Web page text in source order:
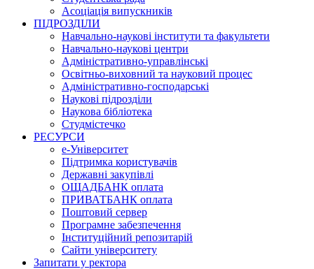
Асоціація випускників
ПІДРОЗДІЛИ
Навчально-наукові інститути та факультети
Навчально-наукові центри
Адміністративно-управлінські
Освітньо-виховний та науковий процес
Адміністративно-господарські
Наукові підрозділи
Наукова бібліотека
Студмістечко
РЕСУРСИ
е-Університет
Підтримка користувачів
Державні закупівлі
ОЩАДБАНК оплата
ПРИВАТБАНК оплата
Поштовий сервер
Програмне забезпечення
Інституційний репозитарій
Сайти університету
Запитати у ректора